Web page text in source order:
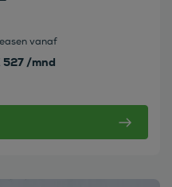
vanaf
527 /mnd